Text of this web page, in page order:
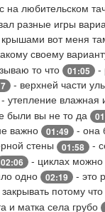
на любительском
разные игры
крышами вот меня
своему
то что 01:05
-
- верхней части
- утепление
были вы не то да
важно 01:49 - она
стены 01:58
-
02:06 - циклах можно
одно 02:19 - это
потому
и матка села грубо